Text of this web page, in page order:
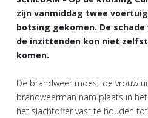
zijn vanmiddag twee
botsing gekomen. De
de inzittenden kon niet
komen.
De brandweer moest de vrouw
brandweerman nam plaats in
het slachtoffer vast te houden